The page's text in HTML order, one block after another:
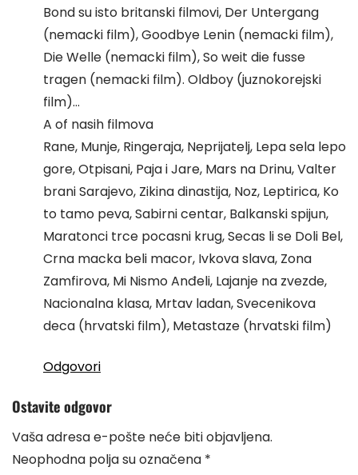
Bond su isto britanski filmovi, Der Untergang
(nemacki film), Goodbye Lenin (nemacki film),
Die Welle (nemacki film), So weit die fusse
tragen (nemacki film). Oldboy (juznokorejski
film)…
A of nasih filmova
Rane, Munje, Ringeraja, Neprijatelj, Lepa sela lepo
gore, Otpisani, Paja i Jare, Mars na Drinu, Valter
brani Sarajevo, Zikina dinastija, Noz, Leptirica, Ko
to tamo peva, Sabirni centar, Balkanski spijun,
Maratonci trce pocasni krug, Secas li se Doli Bel,
Crna macka beli macor, Ivkova slava, Zona
Zamfirova, Mi Nismo Anđeli, Lajanje na zvezde,
Nacionalna klasa, Mrtav ladan, Svecenikova
deca (hrvatski film), Metastaze (hrvatski film)
Odgovori
Ostavite odgovor
Vaša adresa e-pošte neće biti objavljena.
Neophodna polja su označena *